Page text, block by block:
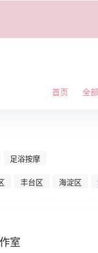
首页 全
足浴按摩
丰台区 海淀区
室